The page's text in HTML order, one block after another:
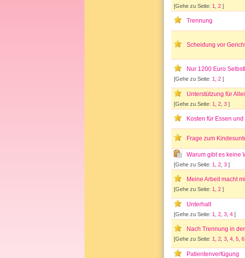
[Gehe zu Seite: 1 2 ]
Trennung
Scheidung vor
Nur 1200 Euro
[Gehe zu Seite: 1 2 ]
Unterstützung für
[Gehe zu Seite: 1 2 3 ]
Kosten für Essen und
Frage zum
Warum gibt es keine
[Gehe zu Seite: 1 2 3 ]
Meine Arbeit macht
[Gehe zu Seite: 1 2 ]
Unterhalt
[Gehe zu Seite: 1 2 3 4 ]
Nach Trennung in
[Gehe zu Seite: 1 2 3 4 5 6
Patientenverfügung